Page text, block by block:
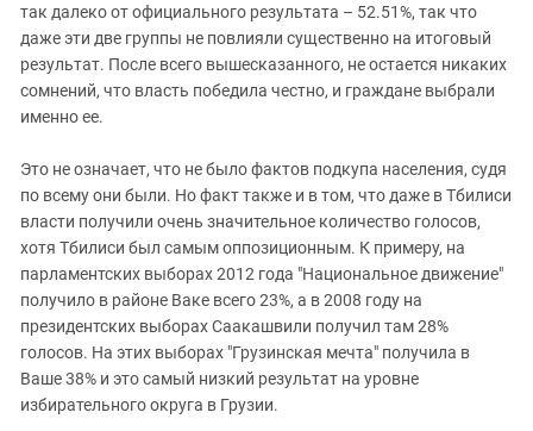
так далеко от официального результата – 52.51%, так что
даже эти две группы не повлияли существенно на итоговый
результат. После всего вышесказанного, не остается никаких
сомнений, что власть победила честно, и граждане выбрали
именно ее.
Это не означает, что не было фактов подкупа населения, судя
по всему они были. Но факт также и в том, что даже в Тбилиси
власти получили очень значительное количество голосов,
хотя Тбилиси был самым оппозиционным. К примеру, на
парламентских выборах 2012 года "Национальное движение"
получило в районе Ваке всего 23%, а в 2008 году на
президентских выборах Саакашвили получил там 28%
голосов. На этих выборах "Грузинская мечта" получила в
Ваше 38% и это самый низкий результат на уровне
избирательного округа в Грузии.